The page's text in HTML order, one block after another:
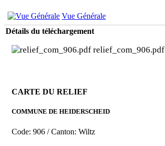
Vue Générale
Détails du téléchargement
relief_com_906.pdf
CARTE DU RELIEF
COMMUNE DE HEIDERSCHEID
Code: 906 / Canton: Wiltz